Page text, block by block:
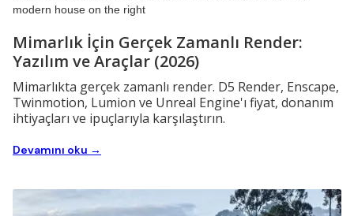
Mimarlık İçin Gerçek Zamanlı Render:
Yazılım ve Araçlar (2026)
Mimarlıkta gerçek zamanlı render. D5 Render, Enscape,
Twinmotion, Lumion ve Unreal Engine'ı fiyat, donanım
ihtiyaçları ve ipuçlarıyla karşılaştırın.
Devamını oku →